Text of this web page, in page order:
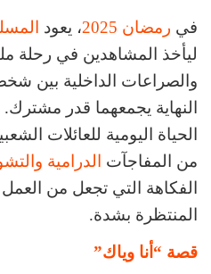
في رمضان 2025 ، يعود
ليأخذ المشاهدين في رحلة
والصراعات الداخلية بين
النهاية يجمعهما قدر مشترك.
الحياة اليومية للعائلات
من المفاجآت الدرامية
الفكاهة التي تجعل من
المنتظرة بشدة.
قصة “أنا وياك”